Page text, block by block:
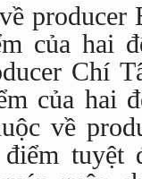
producer
của hai
Chí
của hai
về
tuyệt